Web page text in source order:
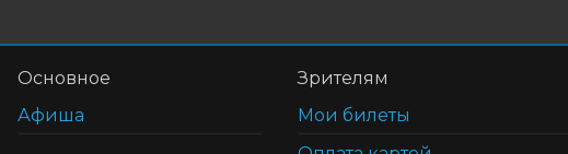
Основное
Афиша
Зрителям
Мои билеты